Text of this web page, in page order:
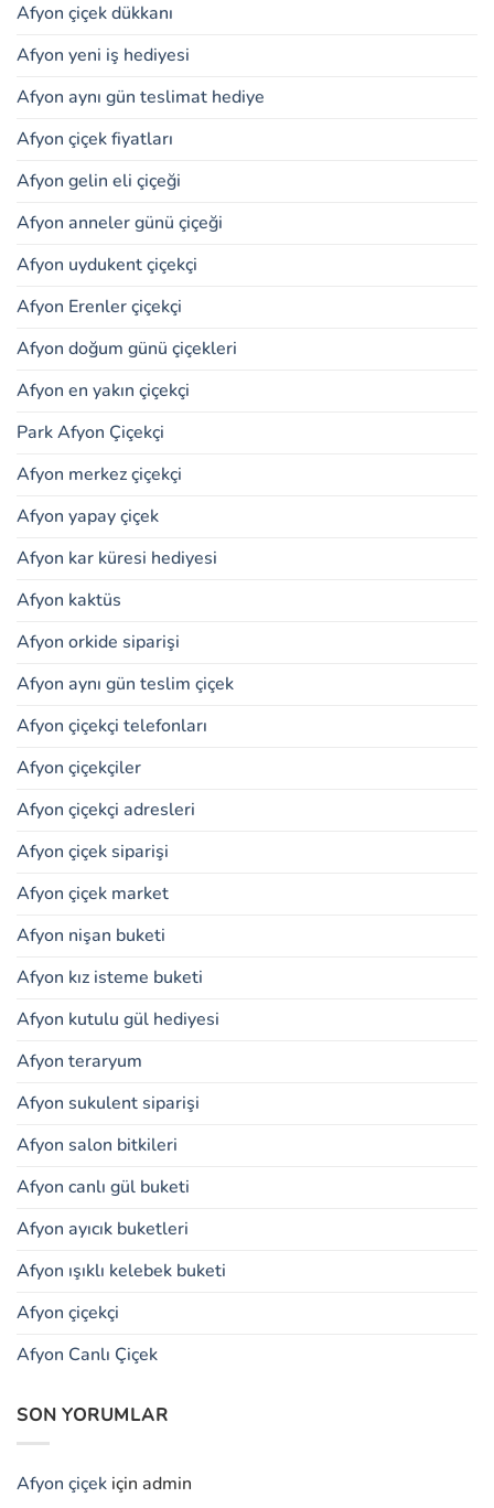
Afyon çiçek dükkanı
Afyon yeni iş hediyesi
Afyon aynı gün teslimat hediye
Afyon çiçek fiyatları
Afyon gelin eli çiçeği
Afyon anneler günü çiçeği
Afyon uydukent çiçekçi
Afyon Erenler çiçekçi
Afyon doğum günü çiçekleri
Afyon en yakın çiçekçi
Park Afyon Çiçekçi
Afyon merkez çiçekçi
Afyon yapay çiçek
Afyon kar küresi hediyesi
Afyon kaktüs
Afyon orkide siparişi
Afyon aynı gün teslim çiçek
Afyon çiçekçi telefonları
Afyon çiçekçiler
Afyon çiçekçi adresleri
Afyon çiçek siparişi
Afyon çiçek market
Afyon nişan buketi
Afyon kız isteme buketi
Afyon kutulu gül hediyesi
Afyon teraryum
Afyon sukulent siparişi
Afyon salon bitkileri
Afyon canlı gül buketi
Afyon ayıcık buketleri
Afyon ışıklı kelebek buketi
Afyon çiçekçi
Afyon Canlı Çiçek
SON YORUMLAR
Afyon çiçek için admin